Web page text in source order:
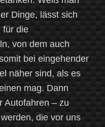
Dinge, lässt sich
für die
von dem auch
bei eingehender
näher sind, als es
mag. Dann
Autofahren – zu
die vor uns